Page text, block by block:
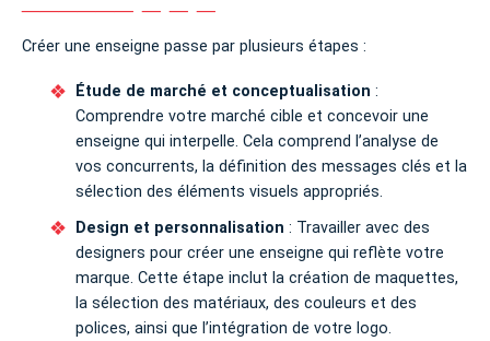
Créer une enseigne passe par plusieurs étapes :
Étude de marché et conceptualisation :
Comprendre votre marché cible et concevoir une
enseigne qui interpelle. Cela comprend l’analyse de
vos concurrents, la définition des messages clés et la
sélection des éléments visuels appropriés.
Design et personnalisation : Travailler avec des
designers pour créer une enseigne qui reflète votre
marque. Cette étape inclut la création de maquettes,
la sélection des matériaux, des couleurs et des
polices, ainsi que l’intégration de votre logo.